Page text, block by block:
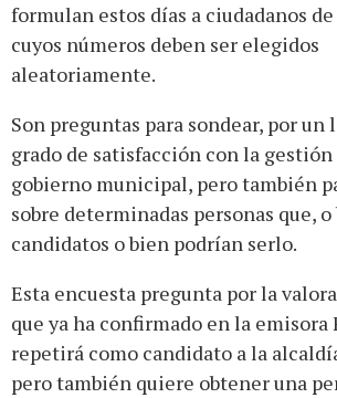
formulan estos días a ciudadanos
cuyos números deben ser elegidos
aleatoriamente.
Son preguntas para sondear, por un
grado de satisfacción con la
gobierno municipal, pero también
sobre determinadas personas que,
candidatos o bien podrían serlo.
Esta encuesta pregunta por la
que ya ha confirmado en la emisora
repetirá como candidato a la
pero también quiere obtener una